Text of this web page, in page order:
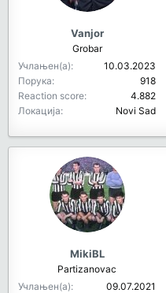
Vanjor
Grobar
Учлањен(а)
10.03.2023
Порука
918
Reaction score
4.882
Локација
Novi Sad
MikiBL
Partizanovac
Учлањен(а)
09.07.2021